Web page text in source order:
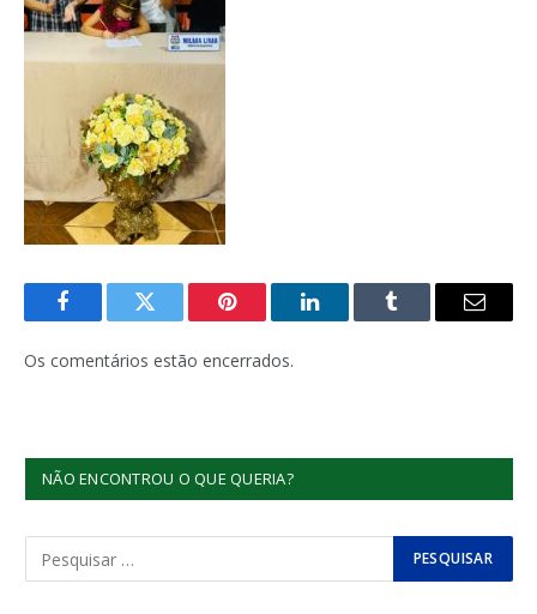
FacebookTwitter Pinterest LinkedInTumblr
E-
Os comentários estão encerrados.
NÃO ENCONTROU O QUE QUERIA?